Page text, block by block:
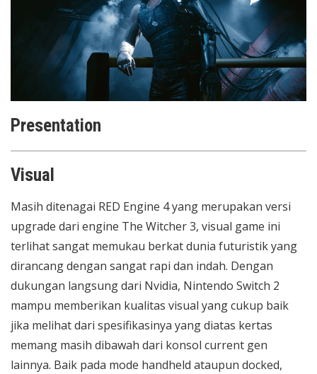
Presentation
Visual
Masih ditenagai RED Engine 4 yang merupakan versi
upgrade dari engine The Witcher 3, visual game ini
terlihat sangat memukau berkat dunia futuristik yang
dirancang dengan sangat rapi dan indah. Dengan
dukungan langsung dari Nvidia, Nintendo Switch 2
mampu memberikan kualitas visual yang cukup baik
jika melihat dari spesifikasinya yang diatas kertas
memang masih dibawah dari konsol current gen
lainnya. Baik pada mode handheld ataupun docked,